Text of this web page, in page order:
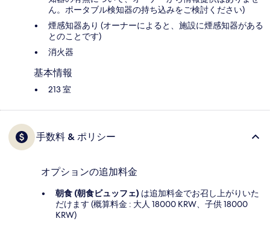
ん。ポータブル検知器の持ち込みをご検討ください)
煙感知器あり (オーナーによると、施設に煙感知器がある
とのことです)
消火器
基本情報
213 室
手数料 & ポリシー
オプションの追加料金
朝食 (朝食ビュッフェ) は追加料金でお召し上がりいた
だけます (概算料金 : 大人 18000 KRW、子供 18000
KRW)